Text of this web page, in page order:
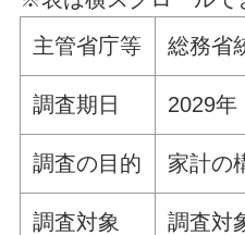
主管省庁等
総務省
調査期日 2029年
調査の目的 家計の
調査対象 調査対